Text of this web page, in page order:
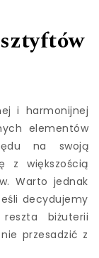
i harmonijnej
elementów
na swoją
z większością
Warto jednak
decydujemy
biżuterii
przesadzić z